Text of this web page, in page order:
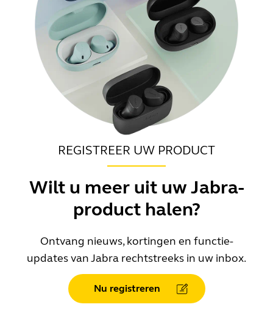
REGISTREER UW PRODUCT
Wilt u meer uit uw Jabra-
product halen?
Ontvang nieuws, kortingen en functie-
updates van Jabra rechtstreeks in uw inbox.
Nu registreren